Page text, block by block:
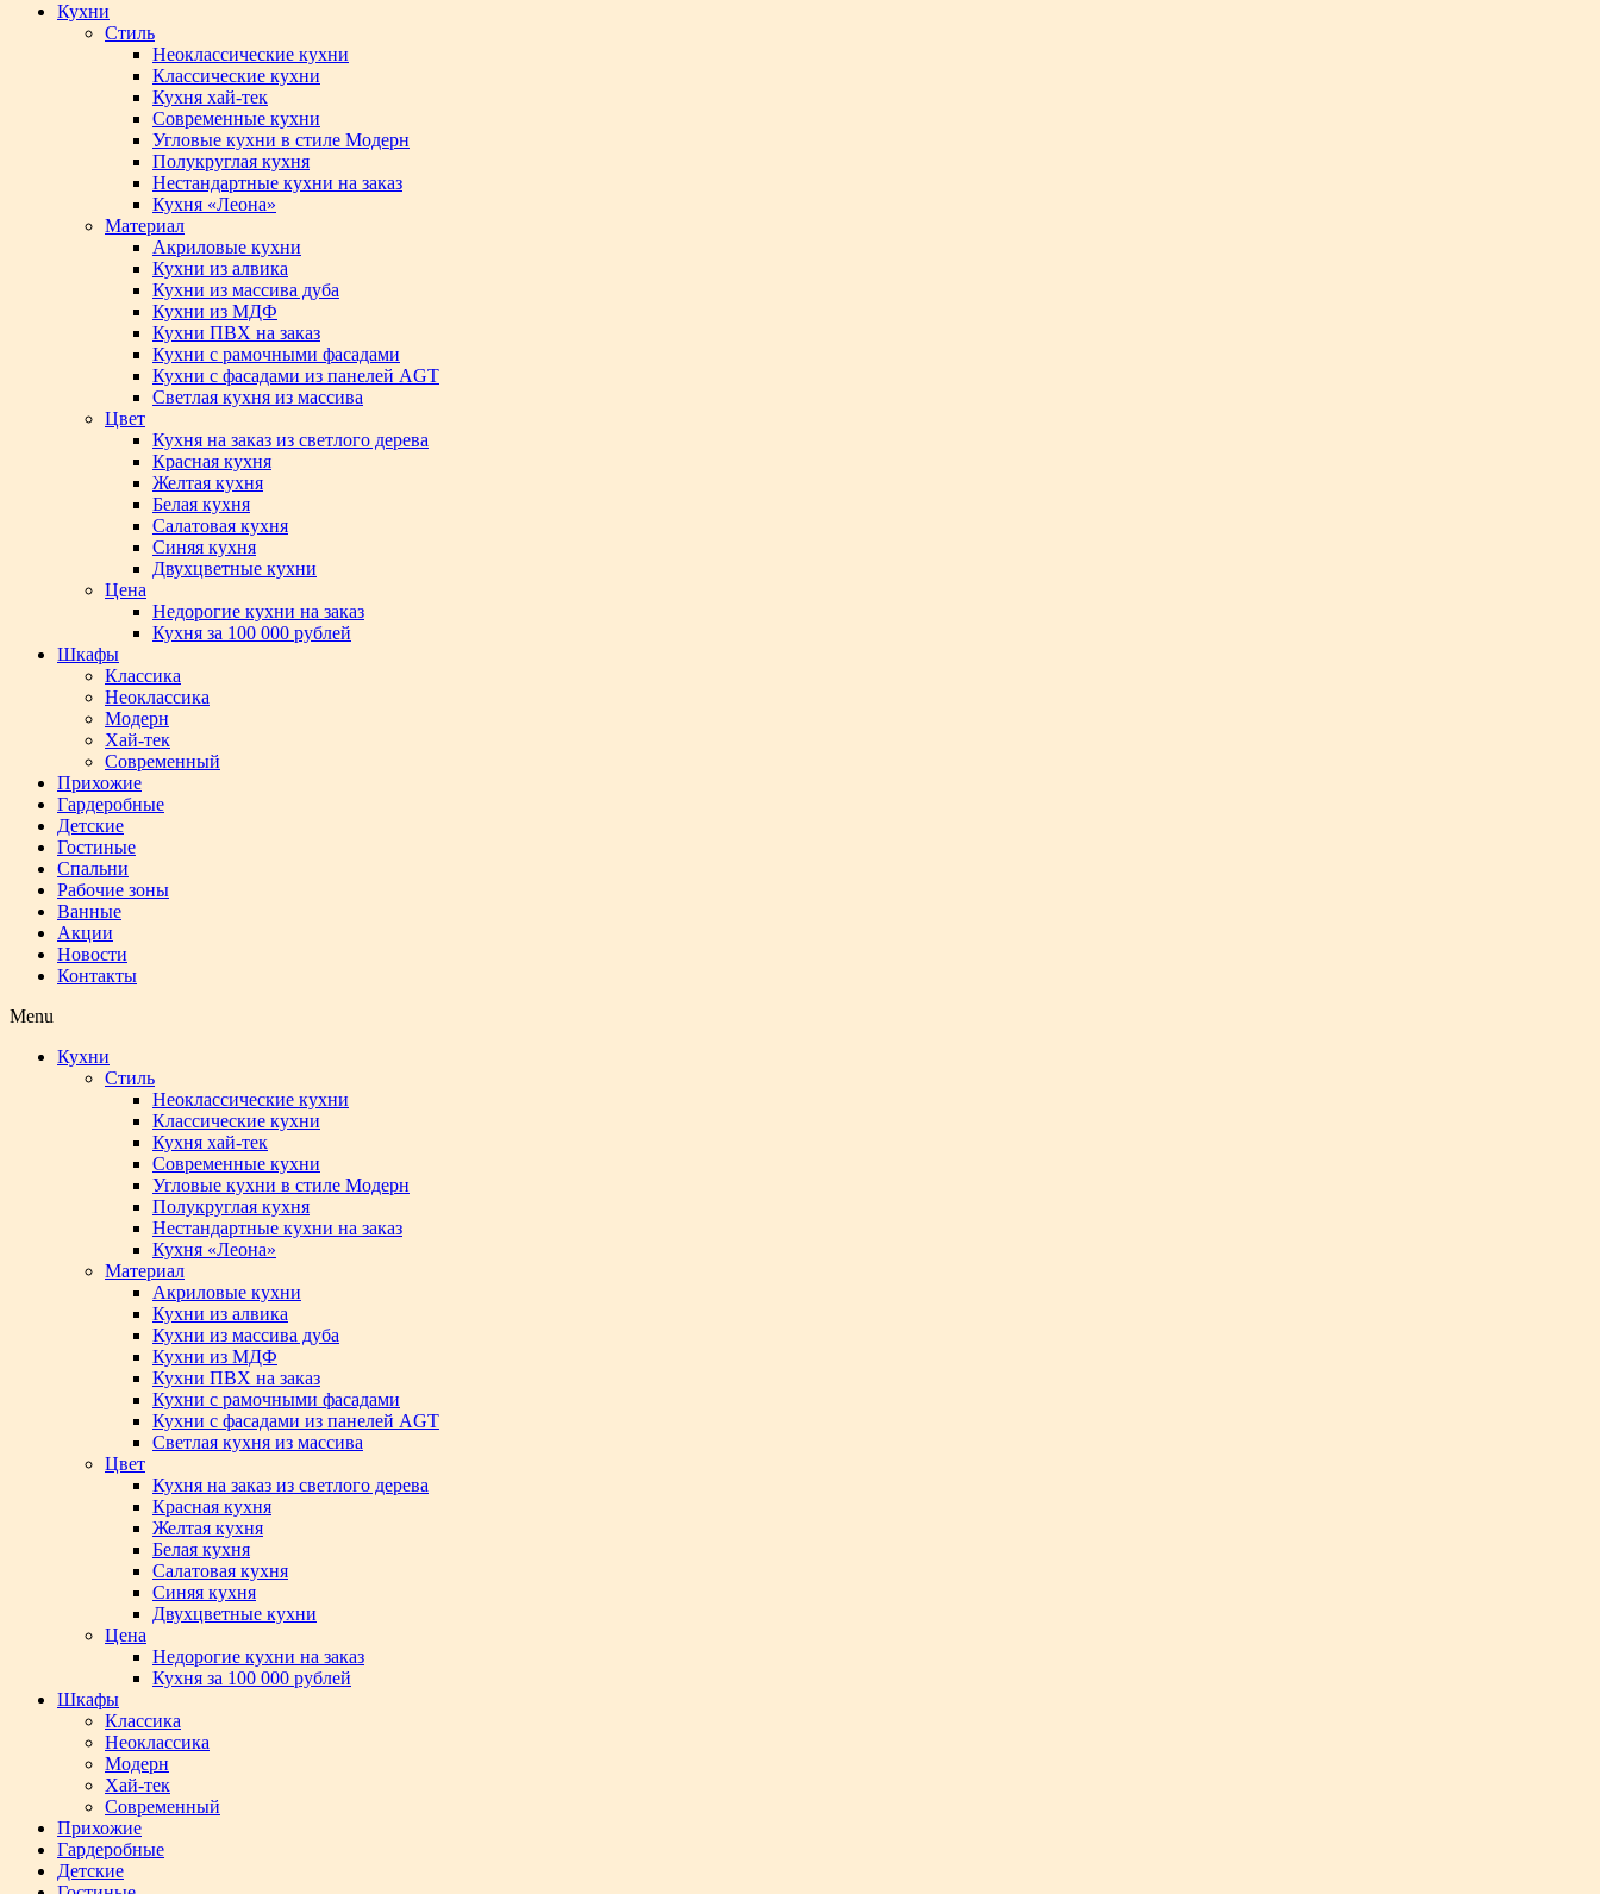
Кухни
Стиль
Неоклассические кухни
Классические кухни
Кухня хай-тек
Современные кухни
Угловые кухни в стиле Модерн
Полукруглая кухня
Нестандартные кухни на заказ
Кухня «Леона»
Материал
Акриловые кухни
Кухни из алвика
Кухни из массива дуба
Кухни из МДФ
Кухни ПВХ на заказ
Кухни с рамочными фасадами
Кухни с фасадами из панелей AGT
Светлая кухня из массива
Цвет
Кухня на заказ из светлого дерева
Красная кухня
Желтая кухня
Белая кухня
Салатовая кухня
Синяя кухня
Двухцветные кухни
Цена
Недорогие кухни на заказ
Кухня за 100 000 рублей
Шкафы
Классика
Неоклассика
Модерн
Хай-тек
Современный
Прихожие
Гардеробные
Детские
Гостиные
Спальни
Рабочие зоны
Ванные
Акции
Новости
Контакты
Menu
Кухни
Стиль
Неоклассические кухни
Классические кухни
Кухня хай-тек
Современные кухни
Угловые кухни в стиле Модерн
Полукруглая кухня
Нестандартные кухни на заказ
Кухня «Леона»
Материал
Акриловые кухни
Кухни из алвика
Кухни из массива дуба
Кухни из МДФ
Кухни ПВХ на заказ
Кухни с рамочными фасадами
Кухни с фасадами из панелей AGT
Светлая кухня из массива
Цвет
Кухня на заказ из светлого дерева
Красная кухня
Желтая кухня
Белая кухня
Салатовая кухня
Синяя кухня
Двухцветные кухни
Цена
Недорогие кухни на заказ
Кухня за 100 000 рублей
Шкафы
Классика
Неоклассика
Модерн
Хай-тек
Современный
Прихожие
Гардеробные
Детские